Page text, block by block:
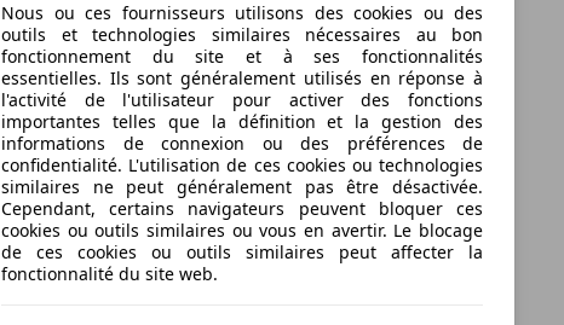
Nous ou ces fournisseurs utilisons des cookies ou des
outils et technologies similaires nécessaires au bon
fonctionnement du site et à ses fonctionnalités
essentielles. Ils sont généralement utilisés en réponse à
l'activité de l'utilisateur pour activer des fonctions
importantes telles que la définition et la gestion des
informations de connexion ou des préférences de
confidentialité. L'utilisation de ces cookies ou technologies
similaires ne peut généralement pas être désactivée.
Cependant, certains navigateurs peuvent bloquer ces
cookies ou outils similaires ou vous en avertir. Le blocage
de ces cookies ou outils similaires peut affecter la
fonctionnalité du site web.